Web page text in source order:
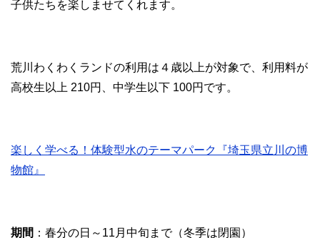
子供たちを楽しませてくれます。
荒川わくわくランドの利用は４歳以上が対象で、利用料が
高校生以上 210円、中学生以下 100円です。
楽しく学べる！体験型水のテーマパーク『埼玉県立川の博
物館』
期間 ：春分の日～11月中旬まで（冬季は閉園）